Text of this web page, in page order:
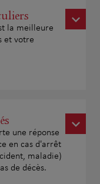
la meilleure
et votre
une réponse
en cas d'arrêt
maladie)
de décès.